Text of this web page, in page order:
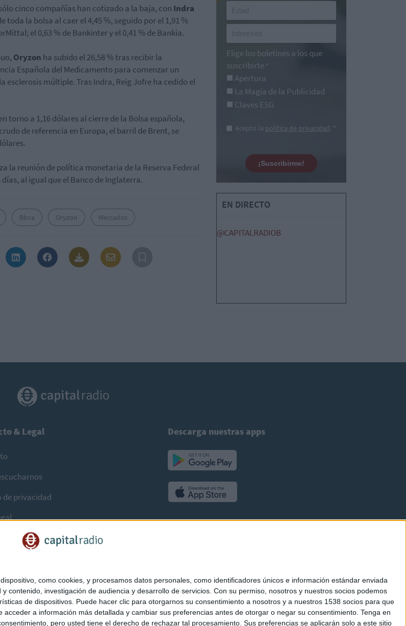
como cookies, y procesamos datos personales, como identificadores únicos e información estándar enviada
contenido, investigación de audiencia y desarrollo de servicios. Con su permiso, nosotros y nuestros socios podemos
de dispositivos. Puede hacer clic para otorgarnos su consentimiento a nosotros y a nuestros 1538 socios para que
a información más detallada y cambiar sus preferencias antes de otorgar o negar su consentimiento. Tenga en
pero usted tiene el derecho de rechazar tal procesamiento. Sus preferencias se aplicarán solo a este sitio
cinco compañías han cotizado a la baja, con Indra
toda la bolsa al caer el 4,45 %, seguido por el 1,91 %
el 0,63 % de Bankinter y el 0,41 % de Bankia.
Oryzon ha subido el 26,58 % tras recibir la
Española del Medicamento para comenzar un
esclerosis múltiple. Tras Indra, Reig Jofre ha cedido el
torno a 1,16 dólares al cierre de la Bolsa española,
de referencia en Europa, el barril de Brent, se
la reunión de política monetaria de la Reserva Federal
al igual que el Banco de Inglaterra.
Bbva Oryzon Mercadso
Elige los boletines a los que
suscribirte *
Apertura
La Magia de la Publicidad
Claves ESG
Acepto la política de privacidad. *
¡Suscribirme!
EN DIRECTO
@CAPITALRADIOB
& Legal
de privacidad
Descarga nuestras apps